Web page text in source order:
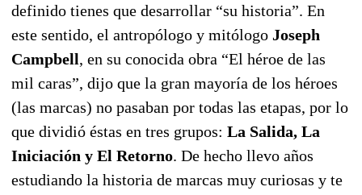
definido tienes que desarrollar “su historia”. En
este sentido, el antropólogo y mitólogo Joseph
Campbell, en su conocida obra “El héroe de las
mil caras”, dijo que la gran mayoría de los héroes
(las marcas) no pasaban por todas las etapas, por lo
que dividió éstas en tres grupos: La Salida, La
Iniciación y El Retorno. De hecho llevo años
estudiando la historia de marcas muy curiosas y te